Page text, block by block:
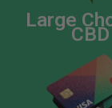
Large
CBD